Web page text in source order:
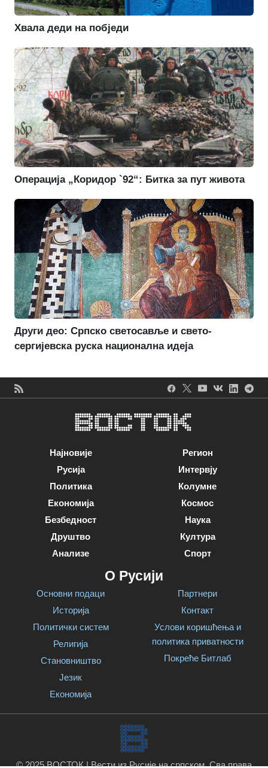
Хвала деди на побједи
Операција „Коридор `92“: Битка за пут живота
Други део: Српско светосавље и свето-
сергијевска руска национална идеја
Најновије
Русија
Политика
Економија
Безбедност
Друштво
Анализе
Регион
Интервју
Колумне
Космос
Наука
Култура
Спорт
О Русији
Основни подаци
Историја
Политички систем
Религија
Становништво
Језик
Економија
Партнери
Контакт
Услови коришћења и
политика приватности
Покреће Битлаб
© 2025 ВОСТОК | Вести из Русије на српском. Сва права